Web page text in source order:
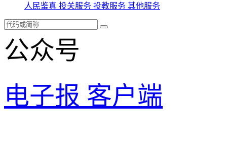
人民鉴真 投关服务 投教服务 其他服务
公众号
电子报 客户端